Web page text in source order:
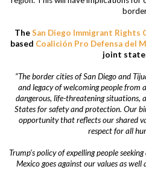
TheSan Diego Immigrant Rights
based Coalición Pro Defensa del
joint
“The border cities of San Diego and
and legacy of welcoming people from
dangerous, life-threatening situations,
States for safety and protection. Our
opportunity that reflects our shared
respect for all
Trump’s policy of expelling people
Mexico goes against our values as